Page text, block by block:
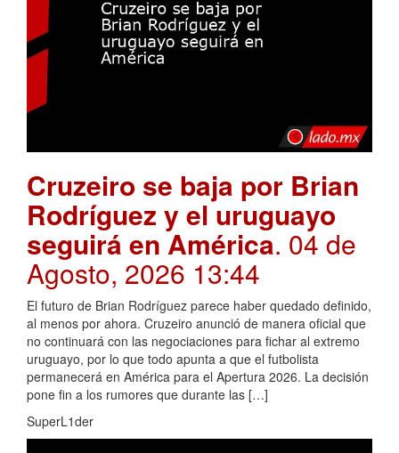
Cruzeiro se baja por Brian
Rodríguez y el uruguayo
seguirá en América. 04 de
Agosto, 2026 13:44
El futuro de Brian Rodríguez parece haber quedado definido,
al menos por ahora. Cruzeiro anunció de manera oficial que
no continuará con las negociaciones para fichar al extremo
uruguayo, por lo que todo apunta a que el futbolista
permanecerá en América para el Apertura 2026. La decisión
pone fin a los rumores que durante las […]
SuperL1der